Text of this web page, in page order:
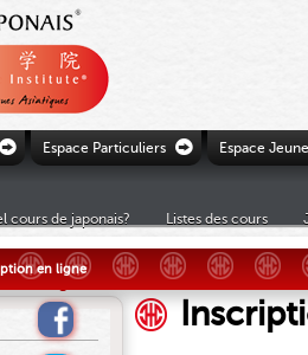
Ò Ò
Espace Particuliers Espace
cours de japonais? Listes des cours
en ligne
£